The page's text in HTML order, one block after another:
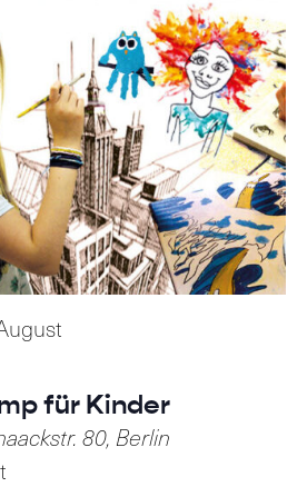
für Kinder
80, Berlin